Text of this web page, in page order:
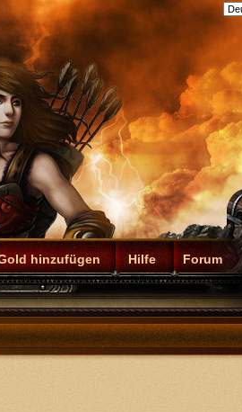
hinzufügen Hilfe Forum